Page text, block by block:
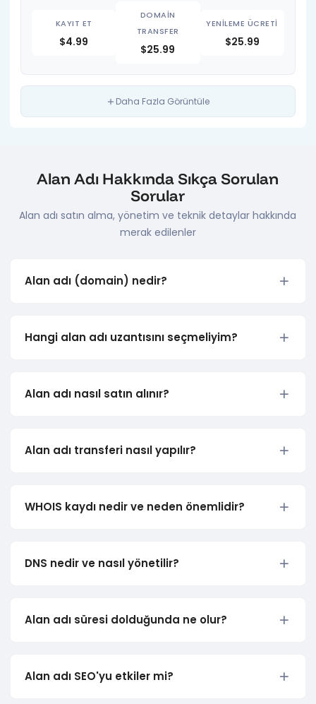
$4.99
$25.99
$25.99
Daha Fazla Görüntüle
Alan Adı Hakkında Sıkça Sorulan
Sorular
Alan adı satın alma, yönetim ve teknik detaylar hakkında
merak edilenler
Alan adı (domain) nedir?
Hangi alan adı uzantısını seçmeliyim?
Alan adı nasıl satın alınır?
Alan adı transferi nasıl yapılır?
WHOIS kaydı nedir ve neden önemlidir?
DNS nedir ve nasıl yönetilir?
Alan adı süresi dolduğunda ne olur?
Alan adı SEO'yu etkiler mi?